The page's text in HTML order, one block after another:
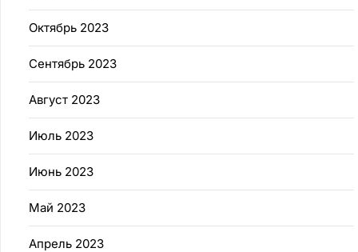
Октябрь 2023
Сентябрь 2023
Август 2023
Июль 2023
Июнь 2023
Май 2023
Апрель 2023